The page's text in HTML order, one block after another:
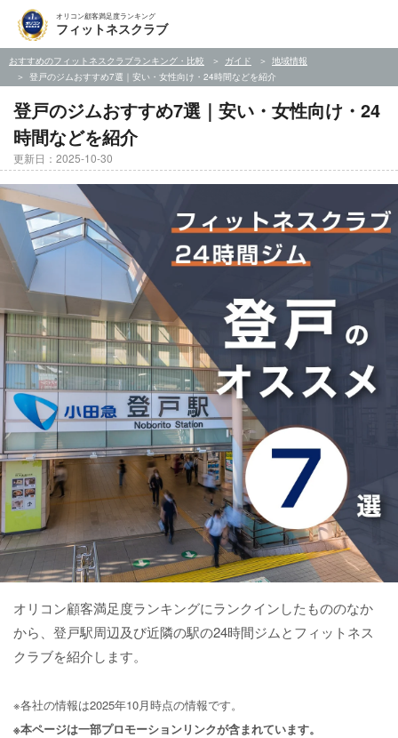
オリコン顧客満足度ランキング
フィットネスクラブ
おすすめのフィットネスクラブランキング・比較 ガイド
地域情報
登戸のジムおすすめ7選｜安い・女性向け・24時間などを紹介
登戸のジムおすすめ7選｜安い・女性向け・24
時間などを紹介
更新日：2025-10-30
オリコン顧客満足度ランキングにランクインしたもののなか
から、登戸駅周辺及び近隣の駅の24時間ジムとフィットネス
クラブを紹介します。
※各社の情報は2025年10月時点の情報です。
※本ページは一部プロモーションリンクが含まれています。